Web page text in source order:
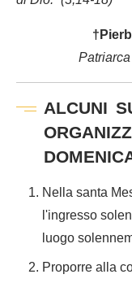
ALCUNI
Nella santa
l'ingresso
luogo
Proporre alla